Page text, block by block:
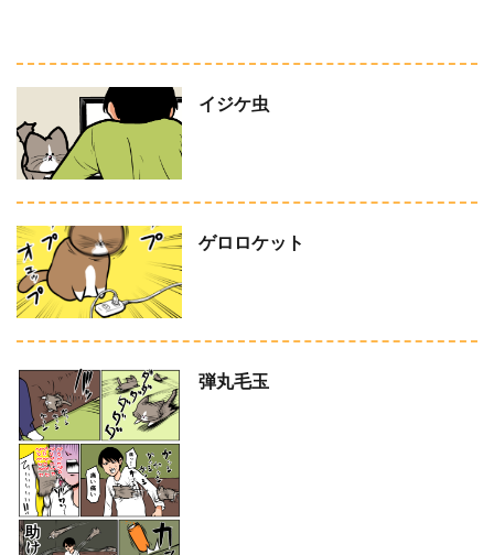
イジケ虫
ゲロロケット
弾丸毛玉